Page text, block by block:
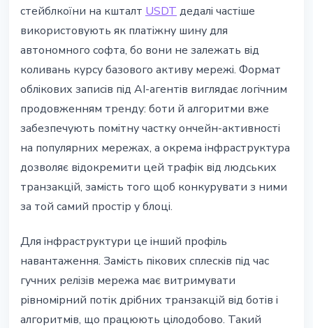
стейблкоїни на кшталт USDT дедалі частіше
використовують як платіжну шину для
автономного софта, бо вони не залежать від
коливань курсу базового активу мережі. Формат
облікових записів під AI-агентів виглядає логічним
продовженням тренду: боти й алгоритми вже
забезпечують помітну частку ончейн-активності
на популярних мережах, а окрема інфраструктура
дозволяє відокремити цей трафік від людських
транзакцій, замість того щоб конкурувати з ними
за той самий простір у блоці.
Для інфраструктури це інший профіль
навантаження. Замість пікових сплесків під час
гучних релізів мережа має витримувати
рівномірний потік дрібних транзакцій від ботів і
алгоритмів, що працюють цілодобово. Такий